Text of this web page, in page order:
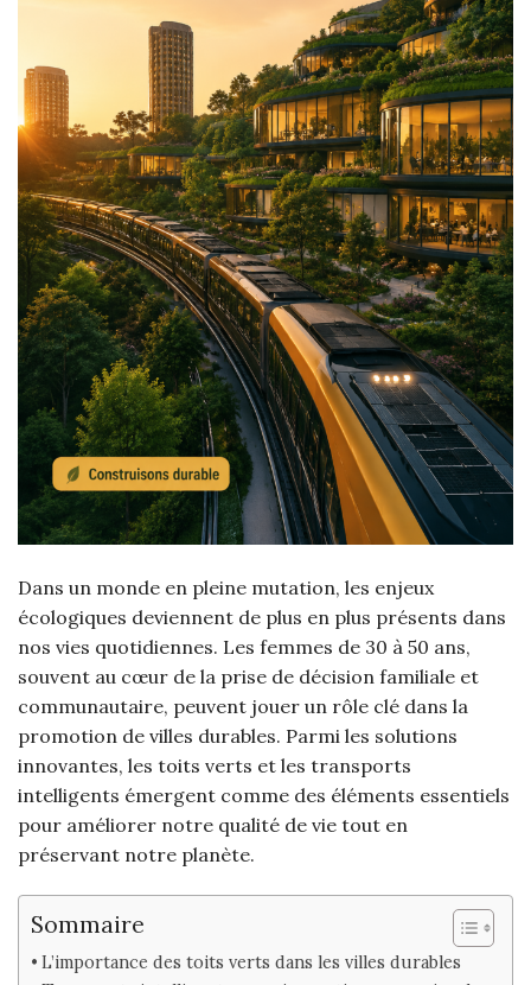
Dans un monde en pleine mutation, les enjeux
écologiques deviennent de plus en plus présents dans
nos vies quotidiennes. Les femmes de 30 à 50 ans,
souvent au cœur de la prise de décision familiale et
communautaire, peuvent jouer un rôle clé dans la
promotion de villes durables. Parmi les solutions
innovantes, les toits verts et les transports
intelligents émergent comme des éléments essentiels
pour améliorer notre qualité de vie tout en
préservant notre planète.
Sommaire
L’importance des toits verts dans les villes durables